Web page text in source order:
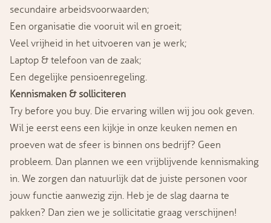
secundaire arbeidsvoorwaarden;
Een organisatie die vooruit wil en groeit;
Veel vrijheid in het uitvoeren van je werk;
Laptop & telefoon van de zaak;
Een degelijke pensioenregeling.
Kennismaken & solliciteren
Try before you buy. Die ervaring willen wij jou ook geven.
Wil je eerst eens een kijkje in onze keuken nemen en
proeven wat de sfeer is binnen ons bedrijf? Geen
probleem. Dan plannen we een vrijblijvende kennismaking
in. We zorgen dan natuurlijk dat de juiste personen voor
jouw functie aanwezig zijn. Heb je de slag daarna te
pakken? Dan zien we je sollicitatie graag verschijnen!